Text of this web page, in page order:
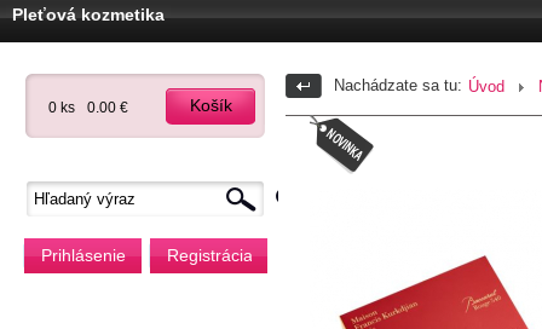
Pleťová kozmetika
0 ks 0.00 € Košík
Prihlásenie Registrácia
Nachádzate sa tu: Úvod